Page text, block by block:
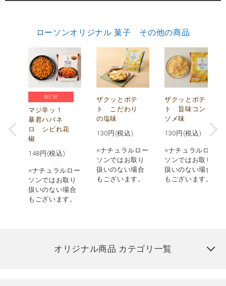
ローソンオリジナル 菓子 その他の商品
NEW
マジ辛ッ！
暴君ハバネ
ロ シビれ花
椒
148 円(税込)
※ナチュラルロー
ソンではお取り
扱いのない場合
もございます。
ザクッとポテ
ト こだわり
の塩味
130 円(税込)
※ナチュラルロー
ソンではお取り
扱いのない場合
もございます。
ザクッとポテ
ト 旨味コン
ソメ味
130 円(税込)
※ナチュラルロー
ソンではお取り
扱いのない場合
もございます。
オリジナル商品 カテゴリ一覧